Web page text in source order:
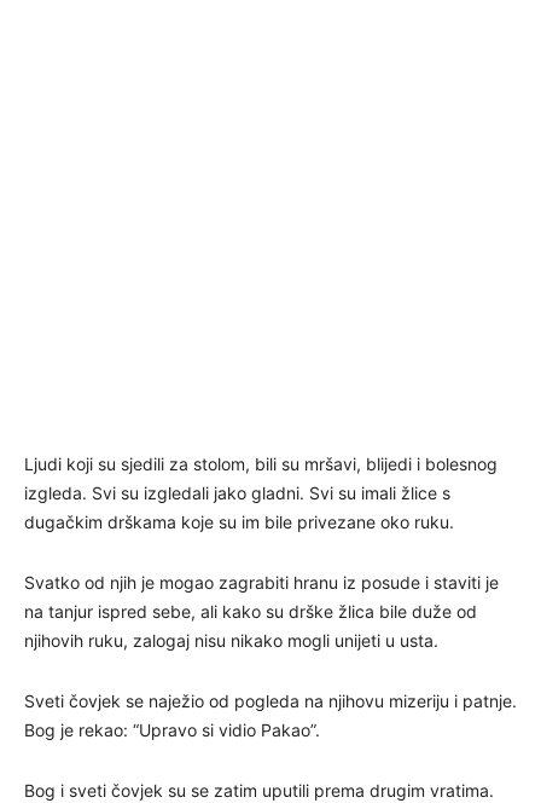
Ljudi koji su sjedili za stolom, bili su mršavi, blijedi i bolesnog
izgleda. Svi su izgledali jako gladni. Svi su imali žlice s
dugačkim drškama koje su im bile privezane oko ruku.
Svatko od njih je mogao zagrabiti hranu iz posude i staviti je
na tanjur ispred sebe, ali kako su drške žlica bile duže od
njihovih ruku, zalogaj nisu nikako mogli unijeti u usta.
Sveti čovjek se naježio od pogleda na njihovu mizeriju i patnje.
Bog je rekao: “Upravo si vidio Pakao”.
Bog i sveti čovjek su se zatim uputili prema drugim vratima.